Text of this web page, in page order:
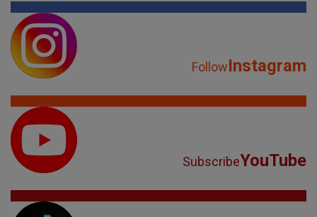
FollowInstagram
SubscribeYouTube